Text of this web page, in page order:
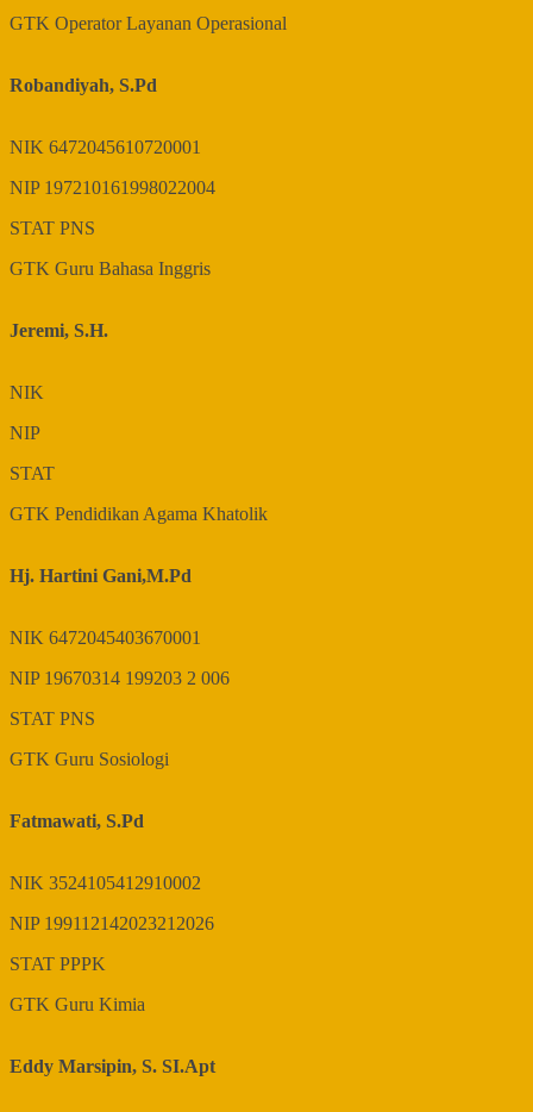
GTK Operator Layanan Operasional
Robandiyah, S.Pd
NIK 6472045610720001
NIP 197210161998022004
STAT PNS
GTK Guru Bahasa Inggris
Jeremi, S.H.
NIK
NIP
STAT
GTK Pendidikan Agama Khatolik
Hj. Hartini Gani,M.Pd
NIK 6472045403670001
NIP 19670314 199203 2 006
STAT PNS
GTK Guru Sosiologi
Fatmawati, S.Pd
NIK 3524105412910002
NIP 199112142023212026
STAT PPPK
GTK Guru Kimia
Eddy Marsipin, S. SI.Apt